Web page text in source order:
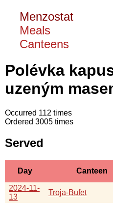
Menzostat
Meals
Canteens
Polévka
uzeným
Occurred 112 times
Ordered 3005 times
Served
Day Canteen
2024-11-
13
Troja-Bufet